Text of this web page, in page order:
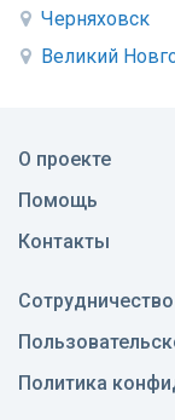
Черняховск
Великий
О проекте
Помощь
Контакты
Сотрудничество
Политика